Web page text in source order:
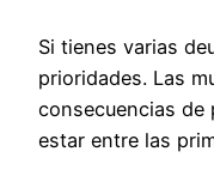
Si tienes varias
prioridades. Las
consecuencias de
estar entre las